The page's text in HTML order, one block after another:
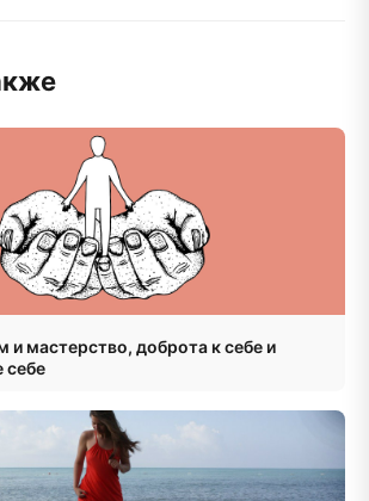
и мастерство, доброта к себе и
себе